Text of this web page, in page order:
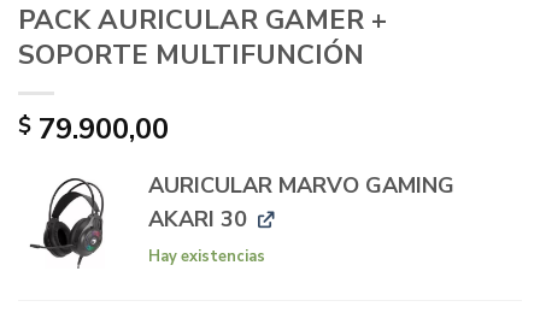
PACK AURICULAR GAMER +
SOPORTE MULTIFUNCIÓN
$ 79.900,00
AURICULAR MARVO GAMING
AKARI 30
Hay existencias